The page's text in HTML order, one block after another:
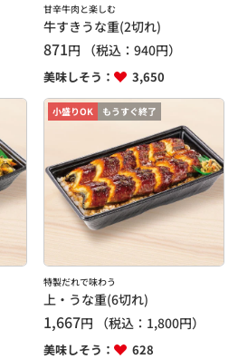
甘辛牛肉と楽しむ
牛すきうな重(2切れ)
871円 （税込：940円）
美味しそう： 3,650
小盛りOK もうすぐ終了
特製だれで味わう
上・うな重(6切れ)
1,667円 （税込： 1,800円）
美味しそう： 628